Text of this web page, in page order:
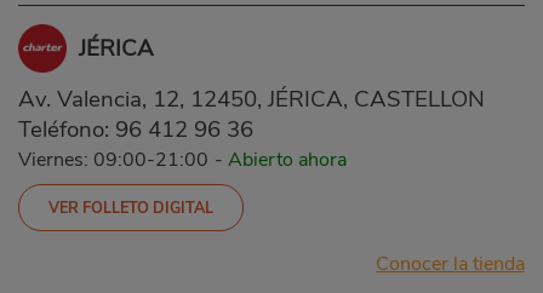
JÉRICA
Av. Valencia, 12, 12450, JÉRICA, CASTELLON
Teléfono: 96 412 96 36
Viernes: 09:00-21:00 - Abierto ahora
VER FOLLETO DIGITAL
Conocer la tienda